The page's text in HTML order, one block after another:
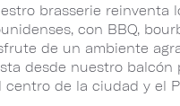
brasserie reinventa
con BBQ,
de un ambiente
desde nuestro balcón
centro de la ciudad y el